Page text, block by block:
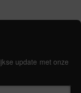
update met onze